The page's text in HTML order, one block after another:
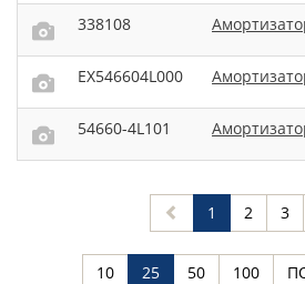
338108
EX546604L000
54660-4L101
1 2 3
10 25 50 100